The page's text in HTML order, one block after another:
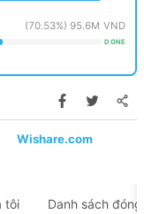
(70.53%) 95.6M VND
DONE
Wishare.com
tôi Danh sách